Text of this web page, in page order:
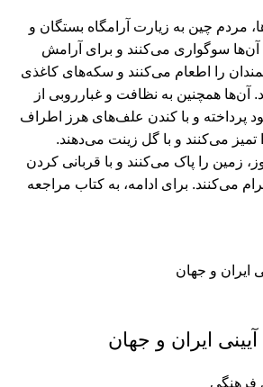
مردم چین به زیارت آرامگاه بستگان و
آن‌ها سوگواری می‌کنند و برای آرامش
را اطعام می‌کنند و سکه‌های کاغذی
آن‌ها همچنین به نظافت و غبارروبی از
پرداخته و با کندن علف‌های هرز اطراف
تمیز می‌کنند و با گل زینت می‌دهند.
زمین را پاک می‌کنند و با قربانی کردن
می‌کنند. برای ادامه، به کتاب مراجعه
ایران و جهان